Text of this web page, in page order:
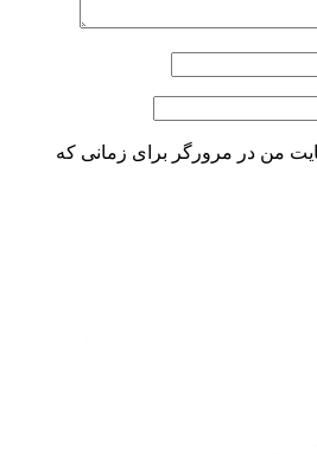
من در مرورگر برای زمانی که